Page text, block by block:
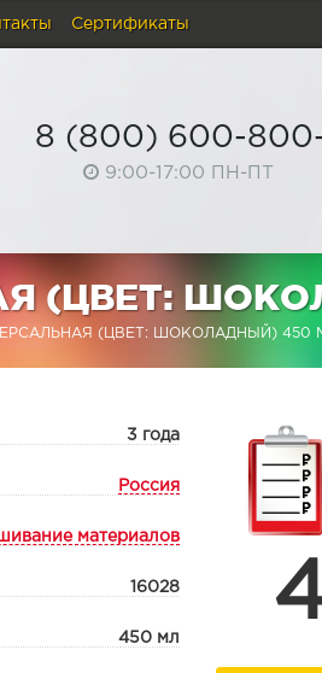
Сертификаты
8 (800) 600-800-
9:00-17:00 ПН-ПТ
(ЦВЕТ:
(ЦВЕТ: ШОКОЛАДНЫЙ) 450
3 года
Россия
материалов
16028
450 мл